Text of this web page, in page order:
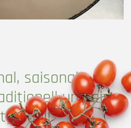
saisonal,
und eine